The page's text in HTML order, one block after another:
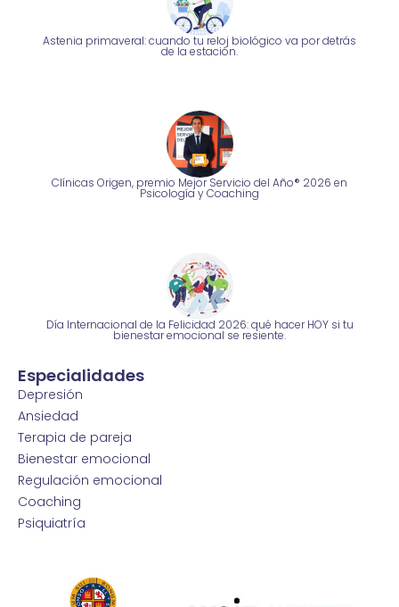
Astenia primaveral: cuando tu reloj biológico va por detrás
de la estación.
Clínicas Origen, premio Mejor Servicio del Año® 2026 en
Psicología y Coaching
Día Internacional de la Felicidad 2026: qué hacer HOY si tu
bienestar emocional se resiente.
Especialidades
Depresión
Ansiedad
Terapia de pareja
Bienestar emocional
Regulación emocional
Coaching
Psiquiatría